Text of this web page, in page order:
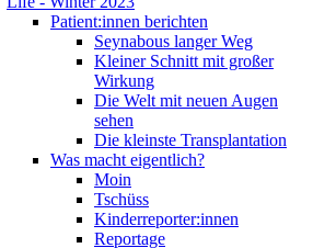
Patient:innen berichten
Seynabous langer Weg
Kleiner Schnitt mit großer
Wirkung
Die Welt mit neuen Augen
sehen
Die kleinste Transplantation
Was macht eigentlich?
Moin
Tschüss
Kinderreporter:innen
Reportage